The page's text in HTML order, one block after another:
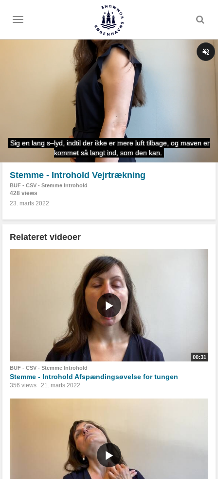
Toggle
Stemme - Introhold Vejrtrækning
BUF - CSV - Stemme Introhold
428 views
23. marts 2022
Relateret videoer
00:31
BUF - CSV - Stemme Introhold
Stemme - Introhold Afspændingsøvelse for tungen
356 views 21. marts 2022